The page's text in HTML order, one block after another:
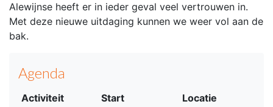
Alewijnse heeft er in ieder geval veel vertrouwen in.
Met deze nieuwe uitdaging kunnen we weer vol aan de
bak.
Agenda
Activiteit Start
Locatie